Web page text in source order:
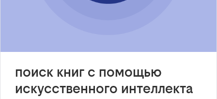
поиск книг с помощью
искусственного интеллекта